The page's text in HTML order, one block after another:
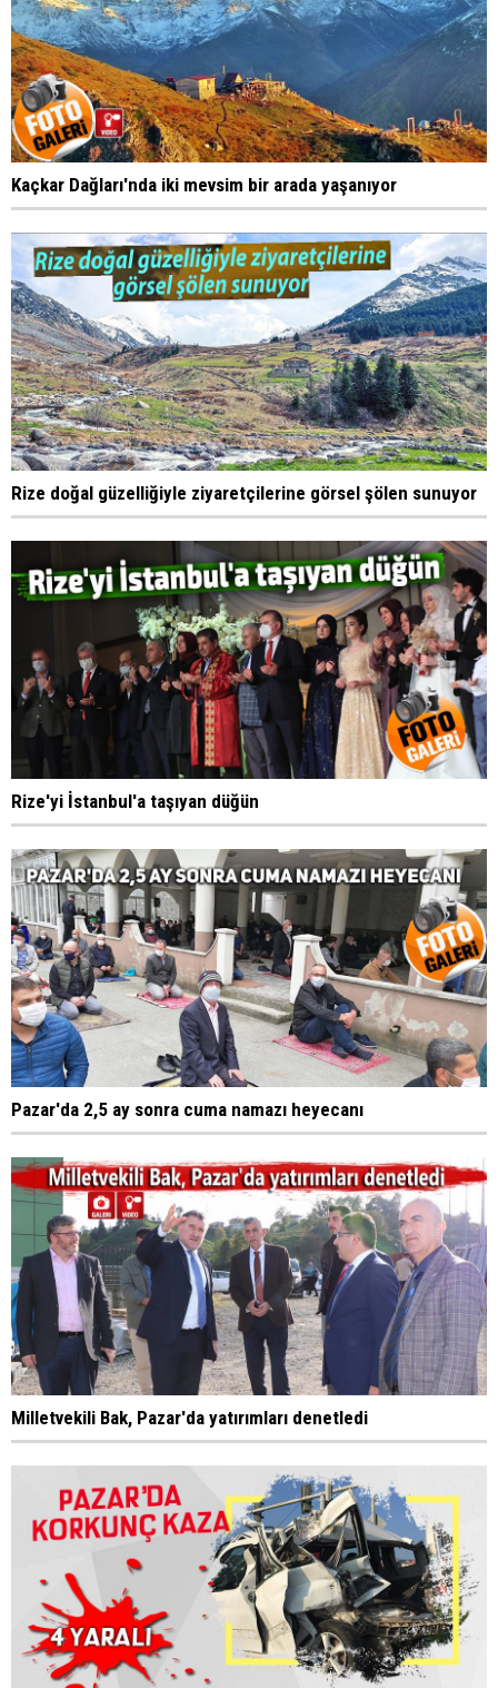
Kaçkar Dağları'nda iki mevsim bir arada yaşanıyor
Rize doğal güzelliğiyle ziyaretçilerine görsel şölen sunuyor
Rize'yi İstanbul'a taşıyan düğün
Pazar'da 2,5 ay sonra cuma namazı heyecanı
Milletvekili Bak, Pazar'da yatırımları denetledi